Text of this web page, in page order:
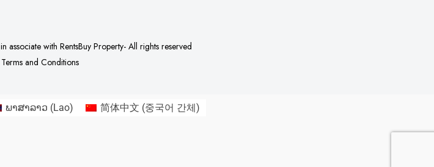
in associate with RentsBuy Property- All rights reserved
Terms and Conditions
ພາສາລາວ (Lao) 简体中文 (중국어 간체)